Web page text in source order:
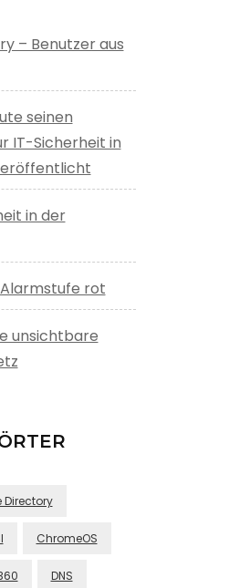
– Benutzer aus
seinen
IT-Sicherheit in
in der
rot
unsichtbare
Directory
ChromeOS
DNS